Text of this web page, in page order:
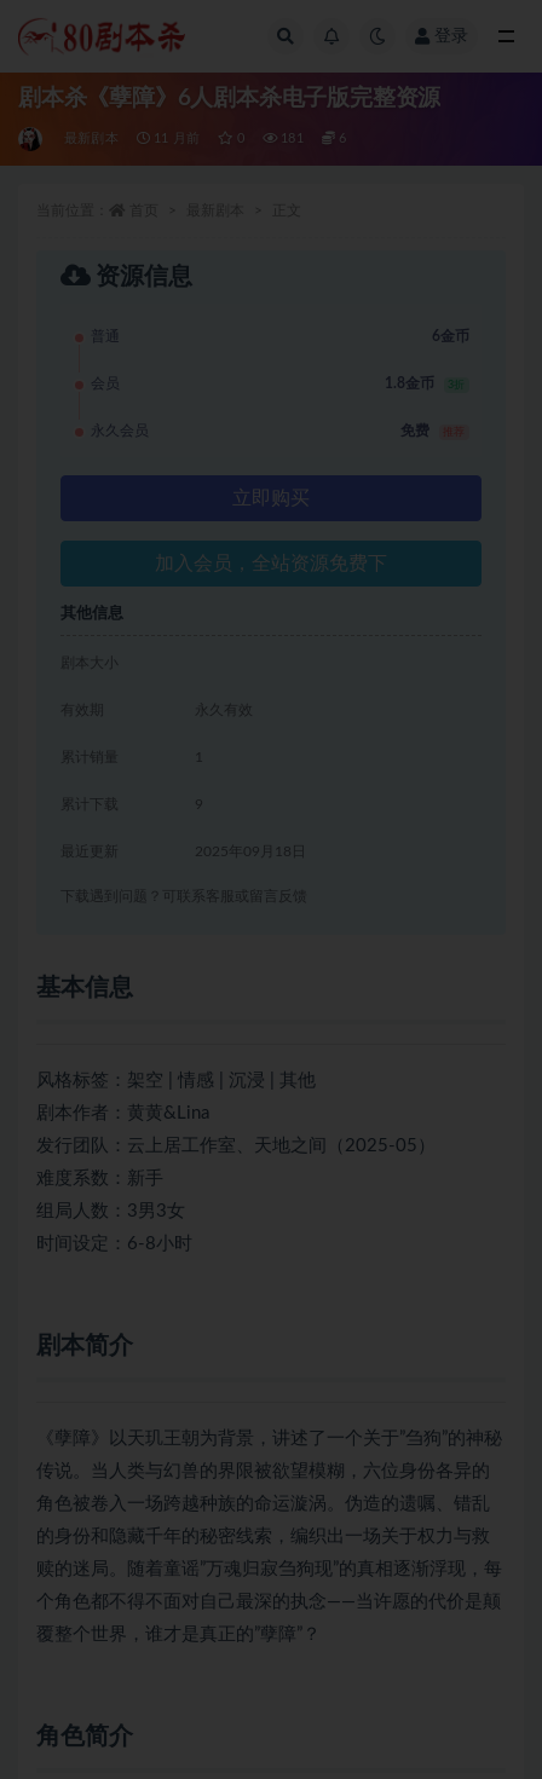
登录
剧本杀《孽障》6人剧本杀电子版完整资源
最新剧本 11 月前 0 181 6
资源信息
普通 6金币
会员 1.8金币 3折
永久会员 免费
立即购买
加入会员，全站资源免费下
其他信息
剧本大小
有效期 永久有效
累计销量 1
累计下载 9
2025年09月18日
下载遇到问题？可联系客服或留言反馈
基本信息
风格标签：架空 | 情感 | 沉浸 | 其他
剧本作者：黄黄&Lina
发行团队：云上居工作室、天地之间（2025-05）
难度系数：新手
组局人数：3男3女
时间设定：6-8小时
剧本简介
《孽障》以天玑王朝为背景，讲述了一个关于”刍狗”的神秘
传说。当人类与幻兽的界限被欲望模糊，六位身份各异的
角色被卷入一场跨越种族的命运漩涡。伪造的遗嘱、错乱
的身份和隐藏千年的秘密线索，编织出一场关于权力与救
赎的迷局。随着童谣”万魂归寂刍狗现”的真相逐渐浮现，每
个角色都不得不面对自己最深的执念——当许愿的代价是颠
覆整个世界，谁才是真正的”孽障”？
角色简介